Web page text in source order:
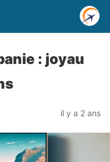
: joyau
il y a 2 ans